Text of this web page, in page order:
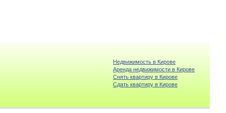
Недвижимость в Кирове
Аренда недвижимости в Кирове
Снять квартиру в Кирове
Cдать квартиру в Кирове